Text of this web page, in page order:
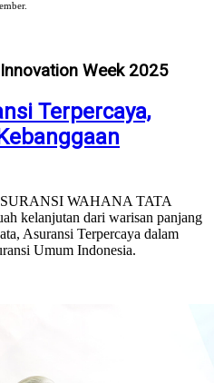
Week 2025
Terpercaya,
WAHANA TATA
kelanjutan dari warisan panjang
Asuransi Terpercaya dalam
Umum Indonesia.